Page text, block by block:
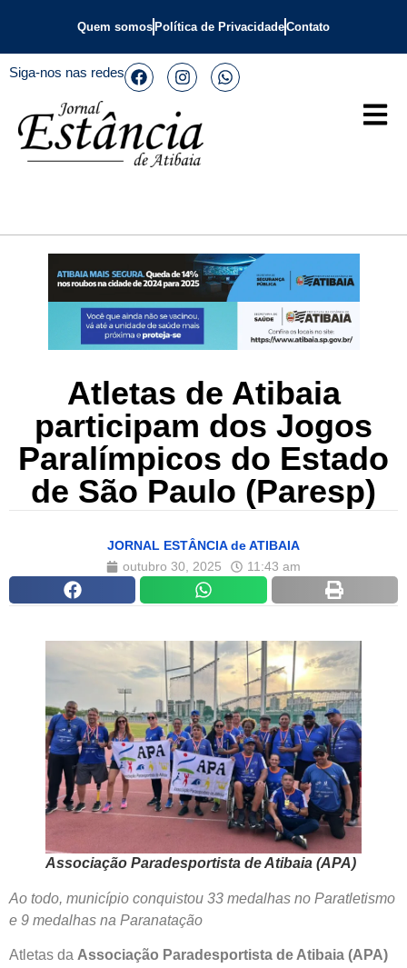
Quem somos Política de PrivacidadeContato
Siga-nos nas redes
Atletas de Atibaia
participam dos Jogos
Paralímpicos do Estado
de São Paulo (Paresp)
JORNAL ESTÂNCIA de ATIBAIA
outubro 30, 2025
11:43 am
Associação Paradesportista de Atibaia (APA)
Ao todo, município conquistou 33 medalhas no Paratletismo
e 9 medalhas na Paranatação
Atletas da Associação Paradesportista de Atibaia (APA)